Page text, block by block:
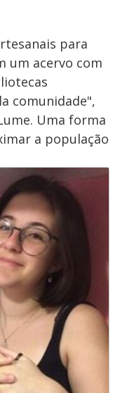
para
um acervo com
comunidade",
Uma forma
a população